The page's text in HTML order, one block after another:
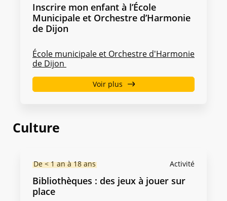
Inscrire mon enfant à l’École
Municipale et Orchestre d’Harmonie
de Dijon
École municipale et Orchestre d'Harmonie
de Dijon
Voir plus
Culture
Activité
De < 1 an à 18 ans
Bibliothèques : des jeux à jouer sur
place